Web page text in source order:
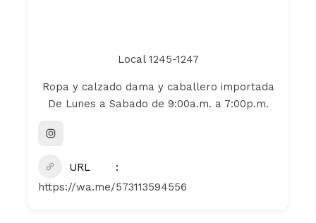
Local 1245-1247
Ropa y calzado dama y caballero importada
De Lunes a Sabado de 9:00a.m. a 7:00p.m.
URL
https://wa.me/573113594556